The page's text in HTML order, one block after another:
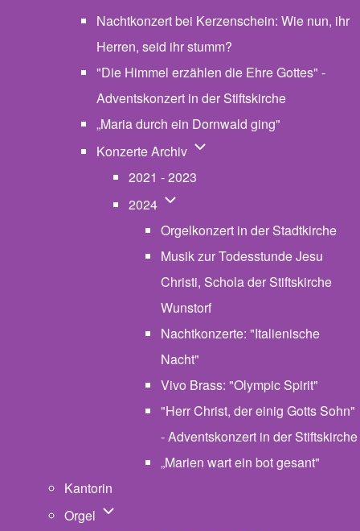
Nachtkonzert bei Kerzenschein: Wie nun, ihr
Herren, seid ihr stumm?
"Die Himmel erzählen die Ehre Gottes" -
Adventskonzert in der Stiftskirche
„Maria durch ein Dornwald ging"
Konzerte Archiv Unternavigation von
2021 - 2023
2024 Unternavigation von 2024
Orgelkonzert in der Stadtkirche
Musik zur Todesstunde Jesu
Christi, Schola der Stiftskirche
Wunstorf
Nachtkonzerte: "Italienische
Nacht"
Vivo Brass: "Olympic Spirit"
"Herr Christ, der einig Gotts Sohn"
- Adventskonzert in der Stiftskirche
„Marien wart ein bot gesant"
Kantorin
Orgel Unternavigation von Orgel